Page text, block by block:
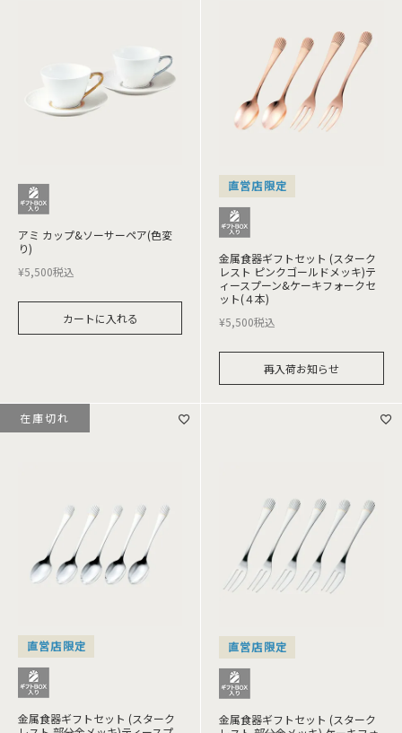
アミ カップ&ソーサーペア(色変
り)
¥5,500税込
カートに入れる
直営店限定
金属食器ギフトセット (スターク
レスト ピンクゴールドメッキ)テ
ィースプーン&ケーキフォークセ
ット(４本)
¥5,500税込
再入荷お知らせ
直営店限定
金属食器ギフトセット (スターク
在庫切れ
直営店限定
金属食器ギフトセット (スターク